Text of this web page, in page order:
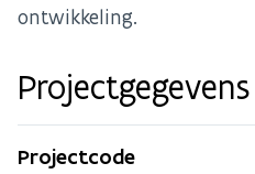
ontwikkeling.
Projectgegevens
Projectcode